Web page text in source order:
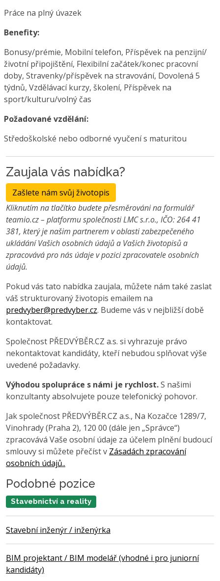
Práce na plný úvazek
Benefity:
Bonusy/prémie, Mobilní telefon, Příspěvek na penzijní/
životní připojištění, Flexibilní začátek/konec pracovní
doby, Stravenky/příspěvek na stravování, Dovolená 5
týdnů, Vzdělávací kurzy, školení, Příspěvek na
sport/kulturu/volný čas
Požadované vzdělání:
Středoškolské nebo odborné vyučení s maturitou
Zaujala vás nabídka?
Zašlete nám svůj životopis
Kliknutím na tlačítko budete přesměrováni na formulář
teamio.cz – platformu společnosti LMC s.r.o., IČO: 264 41
381, který je našim partnerem v oblasti zabezpečeného
ukládání Vašich osobních údajů a Vašich životopisů a
zpracovává pro nás údaje v pozici zpracovatele osobních
údajů.
Pokud vás tato nabídka zaujala, můžete nám také zaslat
váš strukturovaný životopis emailem na
predvyber@predvyber.cz. Budeme vás v nejbližší době
kontaktovat.
Společnost PŘEDVÝBĚR.CZ a.s. si vyhrazuje právo
nekontaktovat kandidáty, kteří nebudou splňovat výše
uvedené požadavky.
Výhodou spolupráce s námi je rychlost.S našimi
konzultanty absolvujete pouze telefonický pohovor.
Jak společnost PŘEDVÝBĚR.CZ a.s., Na Kozačce 1289/7,
Vinohrady (Praha 2), 120 00 (dále jen „Správce“)
zpracovává Vaše osobní údaje za účelem plnění budoucí
smlouvy si můžete přečíst v Zásadách zpracování
osobních údajů..
Podobné pozice
Stavebnictví a reality
Stavební inženýr / inženýrka
BIM projektant / BIM modelář (vhodné i pro juniorní
kandidáty)